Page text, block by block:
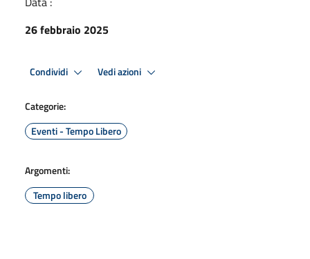
26 febbraio 2025
Condividi Vedi azioni
Categorie:
Eventi - Tempo Libero
Argomenti:
Tempo libero